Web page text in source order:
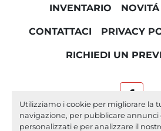
Utilizziamo i cookie per migliorare la
navigazione, per pubblicare
personalizzati e per analizzare il
INVENTARIO NOVITÁ
CONTATTACI PRIVACY
RICHIEDI UN
Machinio Systemsito